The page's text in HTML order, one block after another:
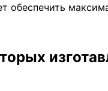
обеспечить